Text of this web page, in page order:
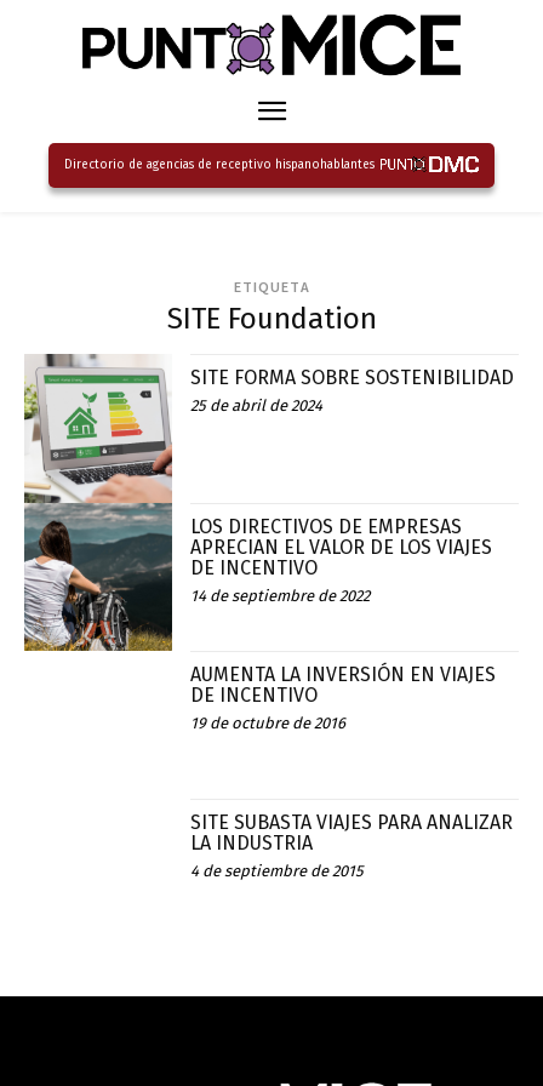
Directorio de agencias de receptivo hispanohablantes
ETIQUETA
SITE Foundation
SITE FORMA SOBRE SOSTENIBILIDAD
25 de abril de 2024
LOS DIRECTIVOS DE EMPRESAS
APRECIAN EL VALOR DE LOS VIAJES
DE INCENTIVO
14 de septiembre de 2022
AUMENTA LA INVERSIÓN EN VIAJES
DE INCENTIVO
19 de octubre de 2016
SITE SUBASTA VIAJES PARA ANALIZAR
LA INDUSTRIA
4 de septiembre de 2015